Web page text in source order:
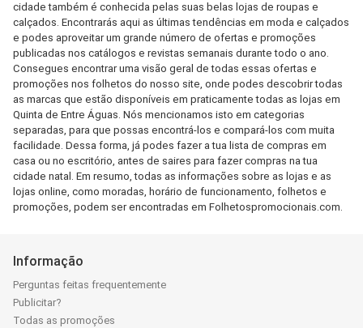
cidade também é conhecida pelas suas belas lojas de roupas e
calçados. Encontrarás aqui as últimas tendências em moda e calçados
e podes aproveitar um grande número de ofertas e promoções
publicadas nos catálogos e revistas semanais durante todo o ano.
Consegues encontrar uma visão geral de todas essas ofertas e
promoções nos folhetos do nosso site, onde podes descobrir todas
as marcas que estão disponíveis em praticamente todas as lojas em
Quinta de Entre Águas. Nós mencionamos isto em categorias
separadas, para que possas encontrá-los e compará-los com muita
facilidade. Dessa forma, já podes fazer a tua lista de compras em
casa ou no escritório, antes de saires para fazer compras na tua
cidade natal. Em resumo, todas as informações sobre as lojas e as
lojas online, como moradas, horário de funcionamento, folhetos e
promoções, podem ser encontradas em Folhetospromocionais.com.
Informação
Perguntas feitas frequentemente
Publicitar?
Todas as promoções